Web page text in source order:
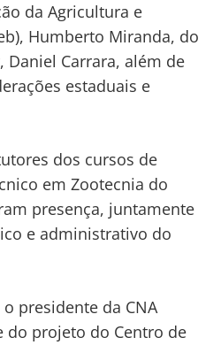
da Agricultura e
Humberto Miranda, do
Daniel Carrara, além de
estaduais e
dos cursos de
em Zootecnia do
presença, juntamente
e administrativo do
presidente da CNA
do projeto do Centro de